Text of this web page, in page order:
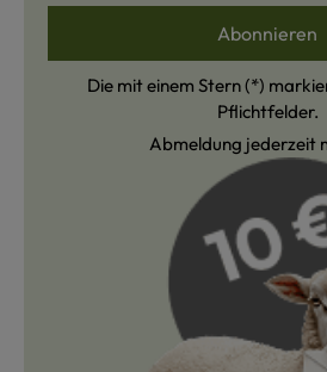
Abonnieren
Die mit einem Stern (*)
Pflichtfelder.
Abmeldung jederzeit